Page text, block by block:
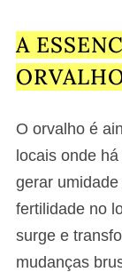
A
O orvalho é
locais onde
gerar
fertilidade no
surge e
mudanças